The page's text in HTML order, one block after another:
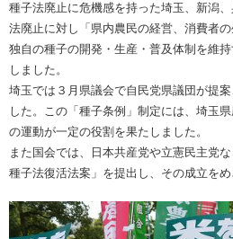
種子法廃止に危機感を持った埼玉、新潟
法廃止に対し「県内農民の経営、消費者の
独自の種子の開発・生産・普及体制を維
しました。
埼玉では３月県議会で自民党県議団が提
した。この「種子条例」制定には、埼玉
の運動が一定の役割を果たしました。
また国会では、日本共産党や立憲民主党
種子法復活法案」を提出し、その成立をめ